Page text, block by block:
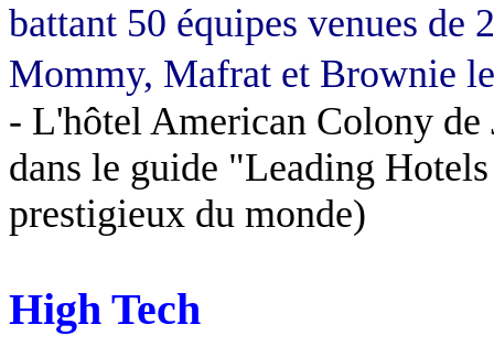
battant 50 équipes venues de
Mommy, Mafrat et Brownie
- L'hôtel American Colony de
dans le guide "Leading Hotels
prestigieux du monde)
High Tech